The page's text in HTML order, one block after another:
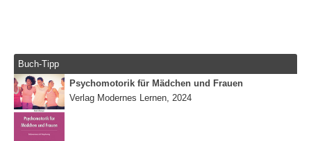
Buch-Tipp
Psychomotorik für Mädchen und Frauen
Verlag Modernes Lernen, 2024